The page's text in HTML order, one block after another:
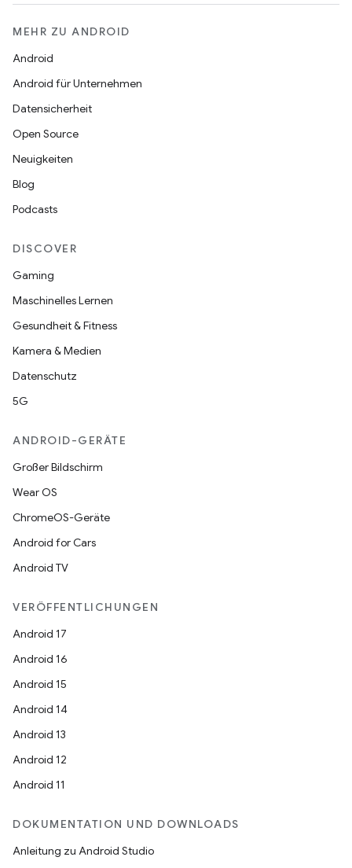
MEHR ZU ANDROID
Android
Android für Unternehmen
Datensicherheit
Open Source
Neuigkeiten
Blog
Podcasts
DISCOVER
Gaming
Maschinelles Lernen
Gesundheit & Fitness
Kamera & Medien
Datenschutz
5G
ANDROID-GERÄTE
Großer Bildschirm
Wear OS
ChromeOS-Geräte
Android for Cars
Android TV
VERÖFFENTLICHUNGEN
Android 17
Android 16
Android 15
Android 14
Android 13
Android 12
Android 11
DOKUMENTATION UND DOWNLOADS
Anleitung zu Android Studio